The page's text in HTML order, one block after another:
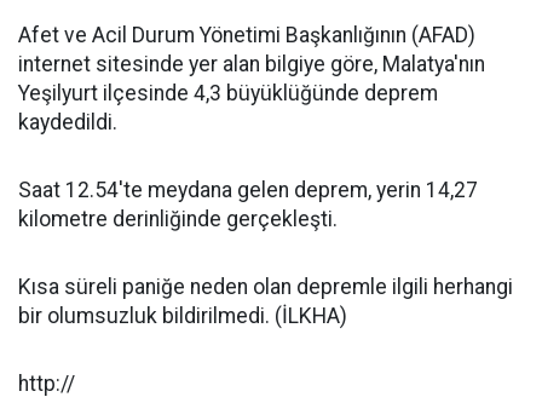
Afet ve Acil Durum Yönetimi Başkanlığının (AFAD)
internet sitesinde yer alan bilgiye göre, Malatya'nın
Yeşilyurt ilçesinde 4,3 büyüklüğünde deprem
kaydedildi.
Saat 12.54'te meydana gelen deprem, yerin 14,27
kilometre derinliğinde gerçekleşti.
Kısa süreli paniğe neden olan depremle ilgili herhangi
bir olumsuzluk bildirilmedi. (İLKHA)
http://